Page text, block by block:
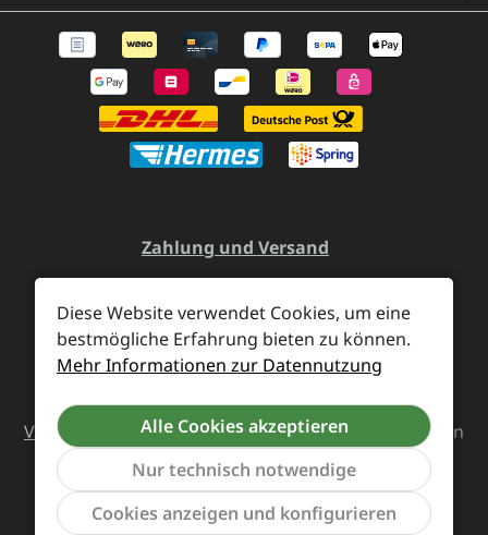
Zahlung und Versand
Widerrufsrecht und Rücksendung
Kontakt
Händleranfragen
Cookie-Voreinstellungen
Alle Preise inkl. gesetzl. Mehrwertsteuer zzgl.
Versandkostenund ggf. Nachnahmegebühren, wenn
nicht anders angegeben.
Vertrag widerrufen
Diese Website verwendet Cookies, um eine
bestmögliche Erfahrung bieten zu können.
Mehr Informationen zur Datennutzung
Alle Cookies akzeptieren
Nur technisch notwendige
Cookies anzeigen und konfigurieren